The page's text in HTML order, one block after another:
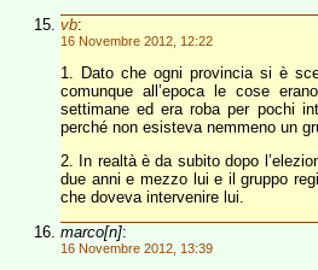
vb:
16 Novembre 2012, 12:22
1. Dato che ogni provincia si è
comunque all’epoca le cose
settimane ed era roba per pochi
perché non esisteva nemmeno un
2. In realtà è da subito dopo
due anni e mezzo lui e il gruppo
che doveva intervenire lui.
marco[n]:
16 Novembre 2012, 13:39